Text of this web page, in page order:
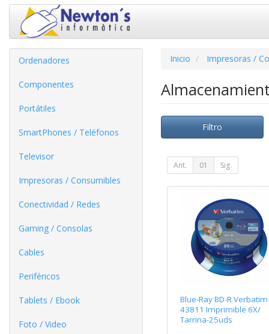
Ordenadores
Componentes
Portátiles
SmartPhones / Teléfonos
Televisor
Impresoras / Consumibles
Conectividad / Redes
Gaming / Consolas
Cables
Periféricos
Tablets / Ebook
Foto / Video
Inicio Impresoras /
Filtro
Ant. 01 Sig.
Blue-Ray BD-R Verbatim
43811 Imprimible 6X/
Tarrina-25uds